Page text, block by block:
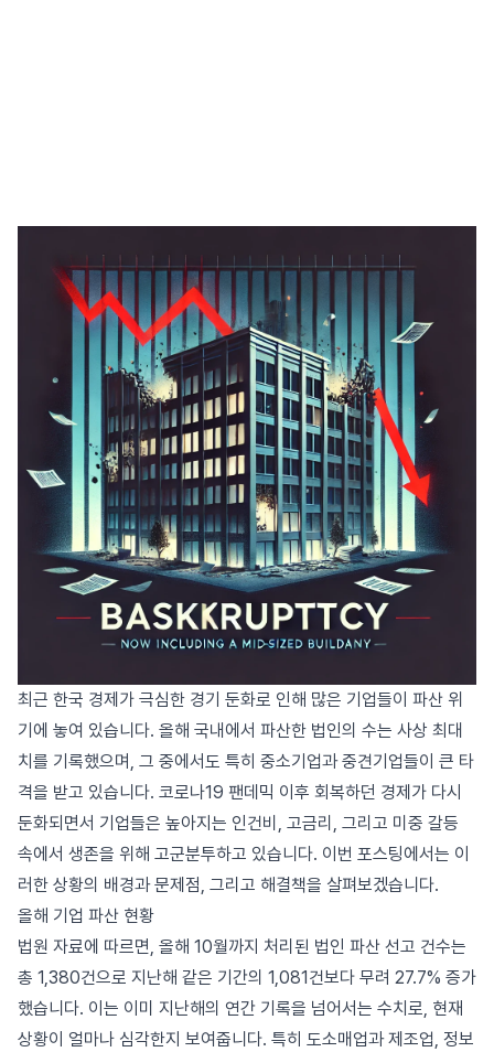
최근 한국 경제가 극심한 경기 둔화로 인해 많은 기업들이 파산 위
기에 놓여 있습니다. 올해 국내에서 파산한 법인의 수는 사상 최대
치를 기록했으며, 그 중에서도 특히 중소기업과 중견기업들이 큰 타
격을 받고 있습니다. 코로나19 팬데믹 이후 회복하던 경제가 다시
둔화되면서 기업들은 높아지는 인건비, 고금리, 그리고 미중 갈등
속에서 생존을 위해 고군분투하고 있습니다. 이번 포스팅에서는 이
러한 상황의 배경과 문제점, 그리고 해결책을 살펴보겠습니다.
올해 기업 파산 현황
법원 자료에 따르면, 올해 10월까지 처리된 법인 파산 선고 건수는
총 1,380건으로 지난해 같은 기간의 1,081건보다 무려 27.7% 증가
했습니다. 이는 이미 지난해의 연간 기록을 넘어서는 수치로, 현재
상황이 얼마나 심각한지 보여줍니다. 특히 도소매업과 제조업, 정보